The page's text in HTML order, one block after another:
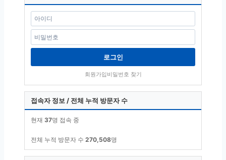
로그인
회원가입비밀번호 찾기
접속자 정보 / 전체 누적 방문자 수
현재 37명 접속 중
전체 누적 방문자 수 270,508명